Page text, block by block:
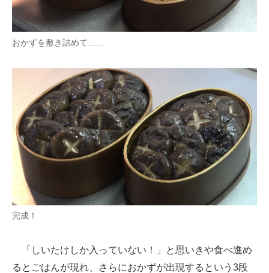
おかずを敷き詰めて……
完成！
「しいたけしか入っていない！」と思いきや食べ進め
るとごはんが現れ、さらにおかずが出現するという3段